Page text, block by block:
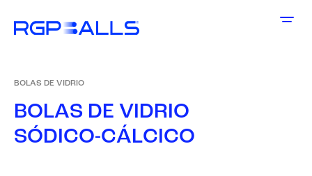
BOLAS DE VIDRIO
BOLAS DE VIDRIO
SÓDICO-CÁLCICO